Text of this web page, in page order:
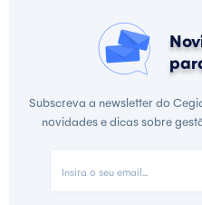
Subscreva a newsletter do
novidades e dicas sobre